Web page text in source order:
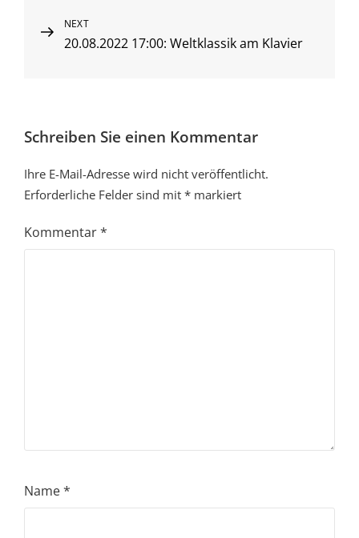
Next
Post
NEXT
20.08.2022 17:00: Weltklassik am Klavier
Schreiben Sie einen Kommentar
Ihre E-Mail-Adresse wird nicht veröffentlicht.
Erforderliche Felder sind mit * markiert
Kommentar*
Name*